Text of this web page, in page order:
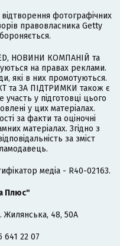
фотографічних
правовласника Getty
НОВИНИ КОМПАНІЙ та
на правах реклами.
які в них промотуються.
та ЗА ПІДТРИМКИ також є
у підготовці цього
у цих матеріалах.
за факти та оціночні
матеріалах. Згідно з
за зміст
медіа - R40-02163.
Плюс"
Жилянська, 48, 50А
641 22 07